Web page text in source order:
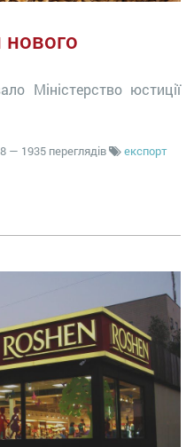
нового
Міністерство юстиції
— 1935 переглядів
експорт